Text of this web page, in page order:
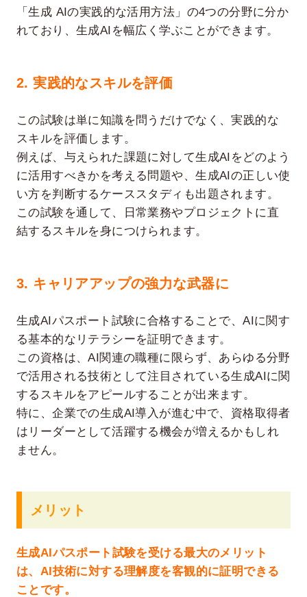
「生成 AIの実践的な活用方法」の4つの分野に分か
れており、生成AIを幅広く学ぶことができます。
2. 実践的なスキルを評価
この試験は単に知識を問うだけでなく、実践的な
スキルを評価します。
例えば、与えられた課題に対して生成AIをどのよう
に活用すべきかを考える問題や、生成AIの正しい使
い方を判断するケーススタディも出題されます。
この試験を通して、日常業務やプロジェクトに直
結するスキルを身につけられます。
3. キャリアアップの強力な武器に
生成AIパスポート試験に合格することで、AIに関す
る基本的なリテラシーを証明できます。
この資格は、AI関連の職種に限らず、あらゆる分野
で活用される技術として注目されている生成AIに関
するスキルをアピールすることが出来ます。
特に、企業での生成AI導入が進む中で、資格取得者
はリーダーとして活躍する機会が増えるかもしれ
ません。
メリット
生成AIパスポート試験を受ける最大のメリット
は、AI技術に対する理解度を客観的に証明できる
ことです。